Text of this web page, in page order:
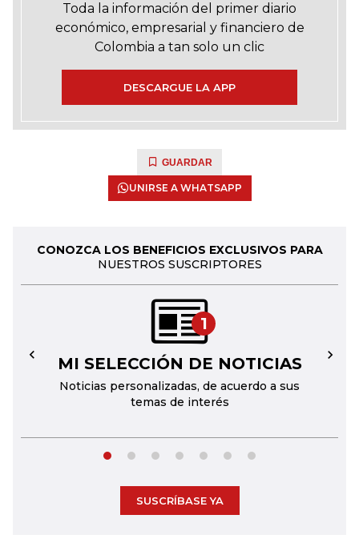
Toda la información del primer diario
económico, empresarial y financiero de
Colombia a tan solo un clic
DESCARGUE LA APP
GUARDAR
UNIRSE A WHATSAPP
CONOZCA LOS BENEFICIOS EXCLUSIVOS PARA
NUESTROS SUSCRIPTORES
1
MI SELECCIÓN DE NOTICIAS
Noticias personalizadas, de acuerdo a sus
temas de interés
← →
SUSCRÍBASE YA